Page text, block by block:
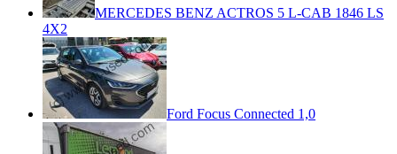
MERCEDES BENZ ACTROS 5 L-CAB 1846 LS
4X2
Ford Focus Connected 1,0